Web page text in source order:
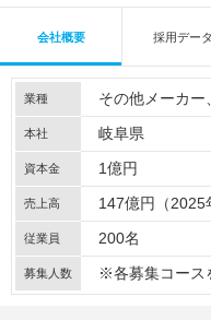
会社概要 採用データ
業種 その他メーカー
本社 岐阜県
資本金 1億円
売上高 147億円（2025
従業員 200名
募集人数 ※各募集コース